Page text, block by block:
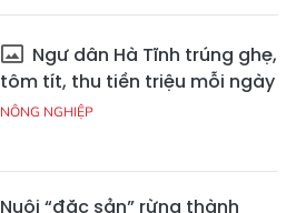
Ngư dân Hà Tĩnh trúng ghẹ,
tôm tít, thu tiền triệu mỗi ngày
NÔNG NGHIỆP
Nuôi “đặc sản” rừng thành